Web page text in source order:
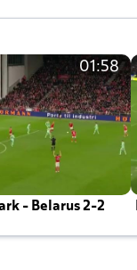
01:58
- Belarus 2-2